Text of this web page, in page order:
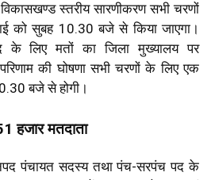
स्तरीय सारणीकरण सभी चरणों
को सुबह 10.30 बजे से किया जाएगा।
के लिए मतों का जिला मुख्यालय पर
की घोषणा सभी चरणों के लिए एक
बजे से होगी।
हजार मतदाता
पंचायत सदस्य तथा पंच-सरपंच पद के